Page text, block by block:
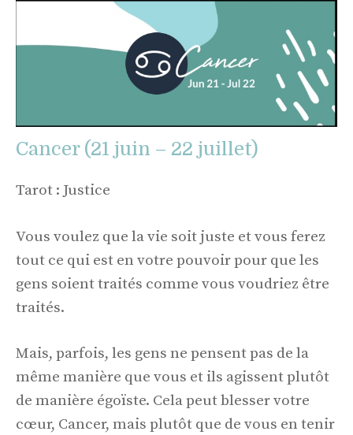
Cancer (21 juin – 22 juillet)
Tarot : Justice
Vous voulez que la vie soit juste et vous ferez
tout ce qui est en votre pouvoir pour que les
gens soient traités comme vous voudriez être
traités.
Mais, parfois, les gens ne pensent pas de la
même manière que vous et ils agissent plutôt
de manière égoïste. Cela peut blesser votre
cœur, Cancer, mais plutôt que de vous en tenir